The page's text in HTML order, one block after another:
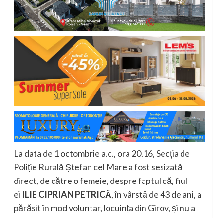
La data de 1 octombrie a.c., ora 20.16, Secția de
Poliție Rurală Ștefan cel Mare a fost sesizată
direct, de către o femeie, despre faptul că, fiul
ei ILIE CIPRIAN PETRICĂ, în vârstă de 43 de ani, a
părăsit în mod voluntar, locuința din Girov, și nu a